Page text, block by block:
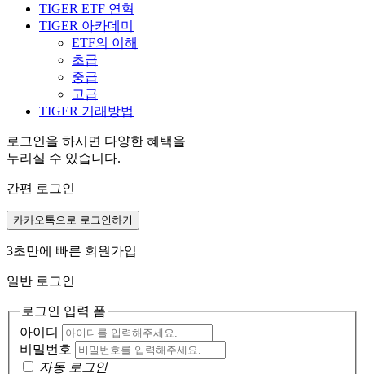
TIGER ETF 연혁
TIGER 아카데미
ETF의 이해
초급
중급
고급
TIGER 거래방법
로그인을 하시면 다양한 혜택을
누리실 수 있습니다.
간편 로그인
카카오톡으로 로그인하기
3초만에 빠른 회원가입
일반 로그인
로그인 입력 폼
아이디
비밀번호
자동 로그인